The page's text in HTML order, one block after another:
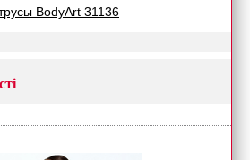
BodyArt 31136